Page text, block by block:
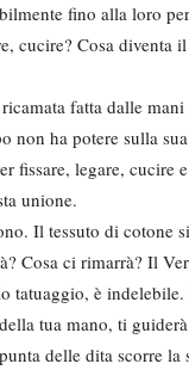
fino alla loro
cucire? Cosa diventa
fatta dalle
non ha potere sulla
fissare, legare, cucire
unione.
Il tessuto di cotone
Cosa ci rimarrà? Il
tatuaggio, è indelebile.
tua mano, ti
delle dita scorre la